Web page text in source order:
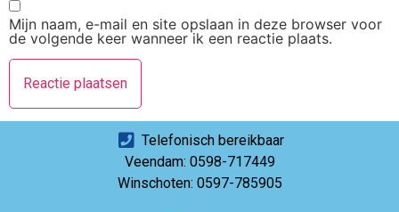
Mijn naam, e-mail en site opslaan in deze browser voor
de volgende keer wanneer ik een reactie plaats.
Telefonisch bereikbaar
Veendam: 0598-717449
Winschoten: 0597-785905